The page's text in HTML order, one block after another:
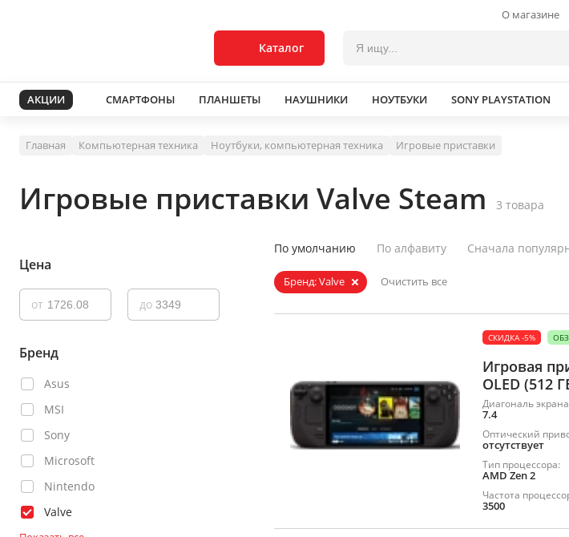
О магазине
Каталог
АКЦИИ СМАРТФОНЫ ПЛАНШЕТЫ НАУШНИКИ НОУТБУКИ SONY PLAYSTATION
Главная Компьютерная техника Ноутбуки, компьютерная техника Игровые приставки
Игровые приставки Valve Steam 3 товара
Цена
от до
Бренд
Asus
MSI
Sony
Microsoft
Nintendo
Valve
По умолчанию По алфавиту Сначала
Бренд: Valve Очистить все
СКИДКА -5%
Игровая
OLED (512
Диагональ
7.4
Оптический
отсутствует
Тип процессора:
AMD Zen 2
Частота
3500